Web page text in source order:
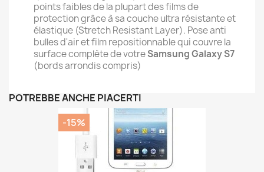
points faibles de la plupart des films de
protection grâce à sa couche ultra résistante et
élastique (Stretch Resistant Layer). Pose anti
bulles d'air et film repositionnable qui couvre la
surface complète de votreSamsung Galaxy S7
(bords arrondis compris)
POTREBBE ANCHE PIACERTI
-15%